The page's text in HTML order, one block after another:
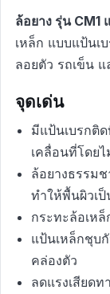
ล้อยาง รุ่น CM1
เหล็ก แบบแป้นเ
ลอยตัว รถเข็น
จุดเด่น
มีแป้นเบรกติ
เคลื่อนที่โดยไ
ล้อยางธรรม
ทำให้พื้นผิวเป็
กระทะล้อเห
แป้นเหล็กชุบ
คล่องตัว
ลดแรงเสียด